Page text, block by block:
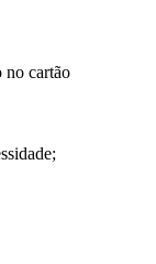
no cartão